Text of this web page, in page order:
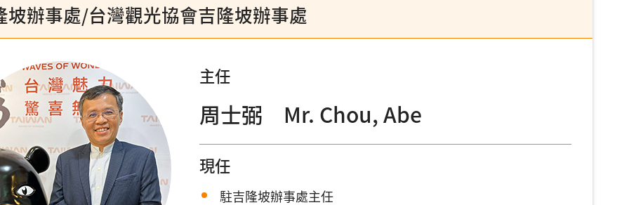
坡辦事處/台灣觀光協會吉隆坡辦事處
主任
周士弼 Mr. Chou, Abe
現任
駐吉隆坡辦事處主任